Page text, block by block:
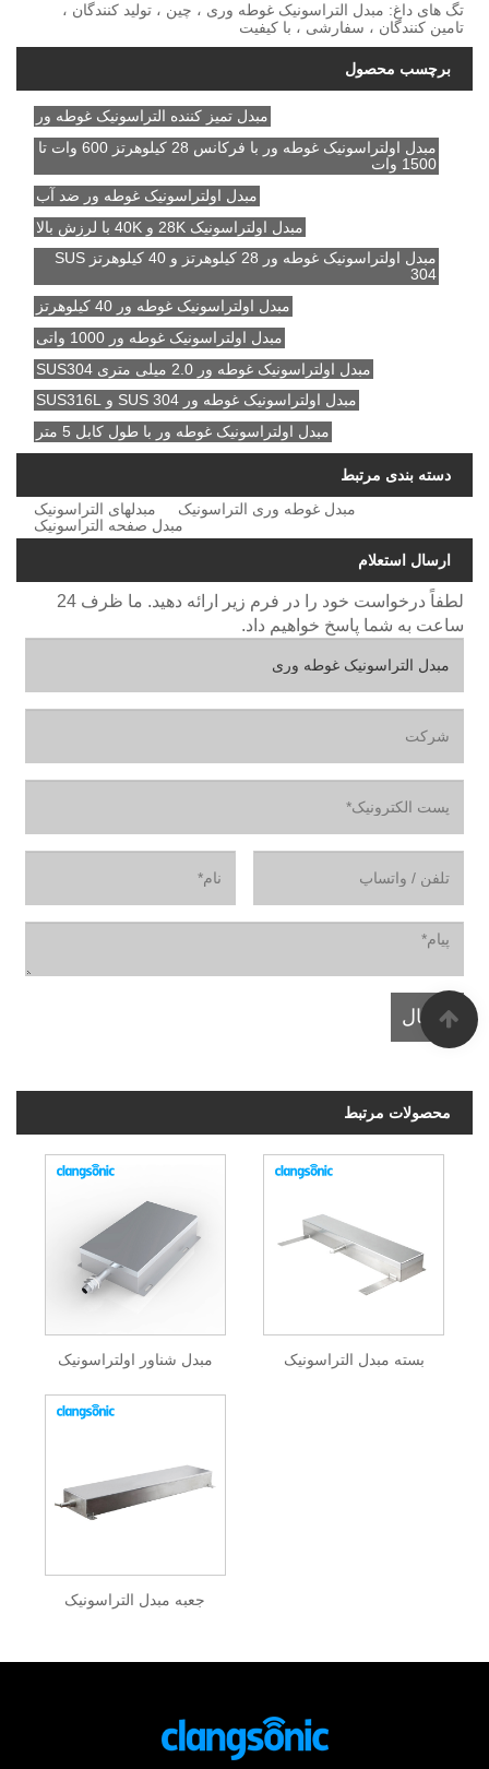
تگ های داغ: مبدل التراسونیک غوطه وری ، چین ، تولید کنندگان ،
تامین کنندگان ، سفارشی ، با کیفیت
برچسب محصول
مبدل تمیز کننده التراسونیک غوطه ور
مبدل اولتراسونیک غوطه ور با فرکانس 28 کیلوهرتز 600 وات تا
1500 وات
مبدل اولتراسونیک غوطه ور ضد آب
مبدل اولتراسونیک 28K و 40K با لرزش بالا
مبدل اولتراسونیک غوطه ور 28 کیلوهرتز و 40 کیلوهرتز SUS
304
مبدل اولتراسونیک غوطه ور 40 کیلوهرتز
مبدل اولتراسونیک غوطه ور 1000 واتی
مبدل اولتراسونیک غوطه ور 2.0 میلی متری SUS304
مبدل اولتراسونیک غوطه ور SUS 304 و SUS316L
مبدل اولتراسونیک غوطه ور با طول کابل 5 متر
دسته بندی مرتبط
مبدلهای التراسونیک
مبدل غوطه وری التراسونیک
مبدل صفحه التراسونیک
ارسال استعلام
لطفاً درخواست خود را در فرم زیر ارائه دهید. ما ظرف 24
ساعت به شما پاسخ خواهیم داد.
محصولات مرتبط
مبدل شناور اولتراسونیک بسته مبدل التراسونیک
جعبه مبدل التراسونیک